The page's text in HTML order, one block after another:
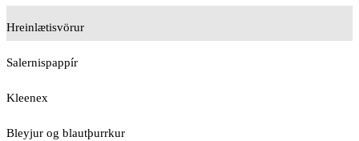
Hreinlætisvörur
Salernispappír
Kleenex
Bleyjur og blautþurrkur